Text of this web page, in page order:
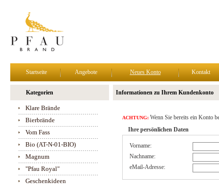
Startseite Angebote Neues Konto Kontakt
Kategorien
Klare Brände
Bierbrände
Vom Fass
Bio (AT-N-01-BIO)
Magnum
"Pfau Royal"
Geschenkideen
Informationen zu Ihrem Kundenkonto
ACHTUNG: Wenn Sie bereits ein Konto
Ihre persönlichen Daten
Vorname:
Nachname:
eMail-Adresse: